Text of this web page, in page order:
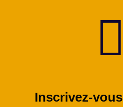

Inscrivez-vous